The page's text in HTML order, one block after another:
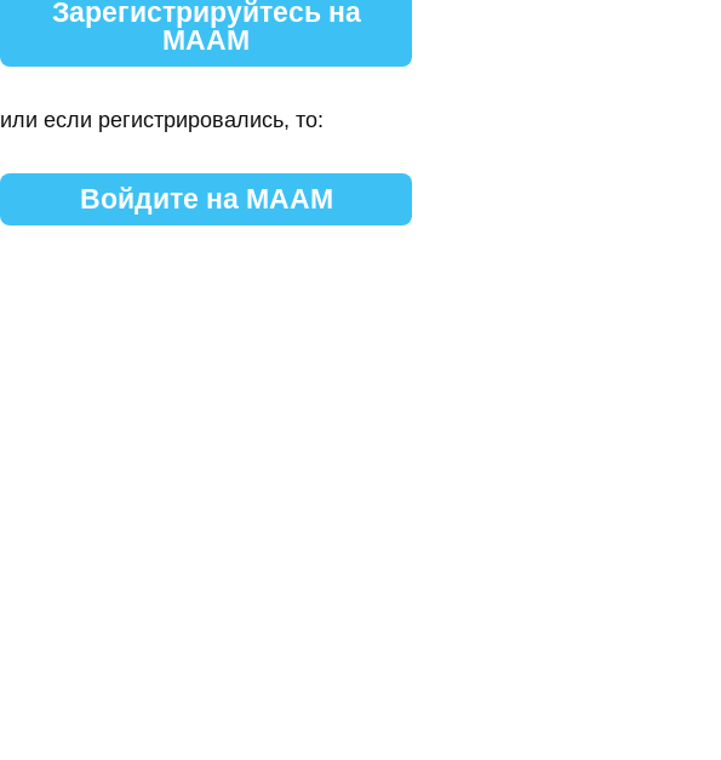
Зарегистрируйтесь на
МААМ
или если регистрировались, то:
Войдите на МААМ